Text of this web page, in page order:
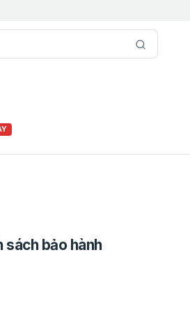
sách bảo hành